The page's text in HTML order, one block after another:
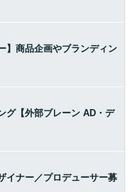
】商品企画やブランディン
グ【外部ブレーン AD・デ
イナー／プロデューサー募